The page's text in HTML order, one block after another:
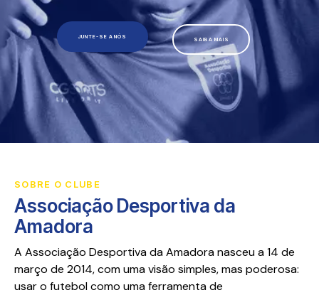
SAIBA MAIS
JUNTE-SE A NÓS
SOBRE O CLUBE
Associação Desportiva da
Amadora
A Associação Desportiva da Amadora nasceu a 14 de
março de 2014, com uma visão simples, mas poderosa:
usar o futebol como uma ferramenta de